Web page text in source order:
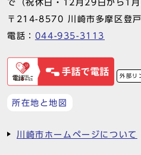
で（祝休日・12月29日から1月
〒214-8570 川崎市多摩区登
電話： 044-935-3113
外部リ
所在地と地図
川崎市ホームページについて